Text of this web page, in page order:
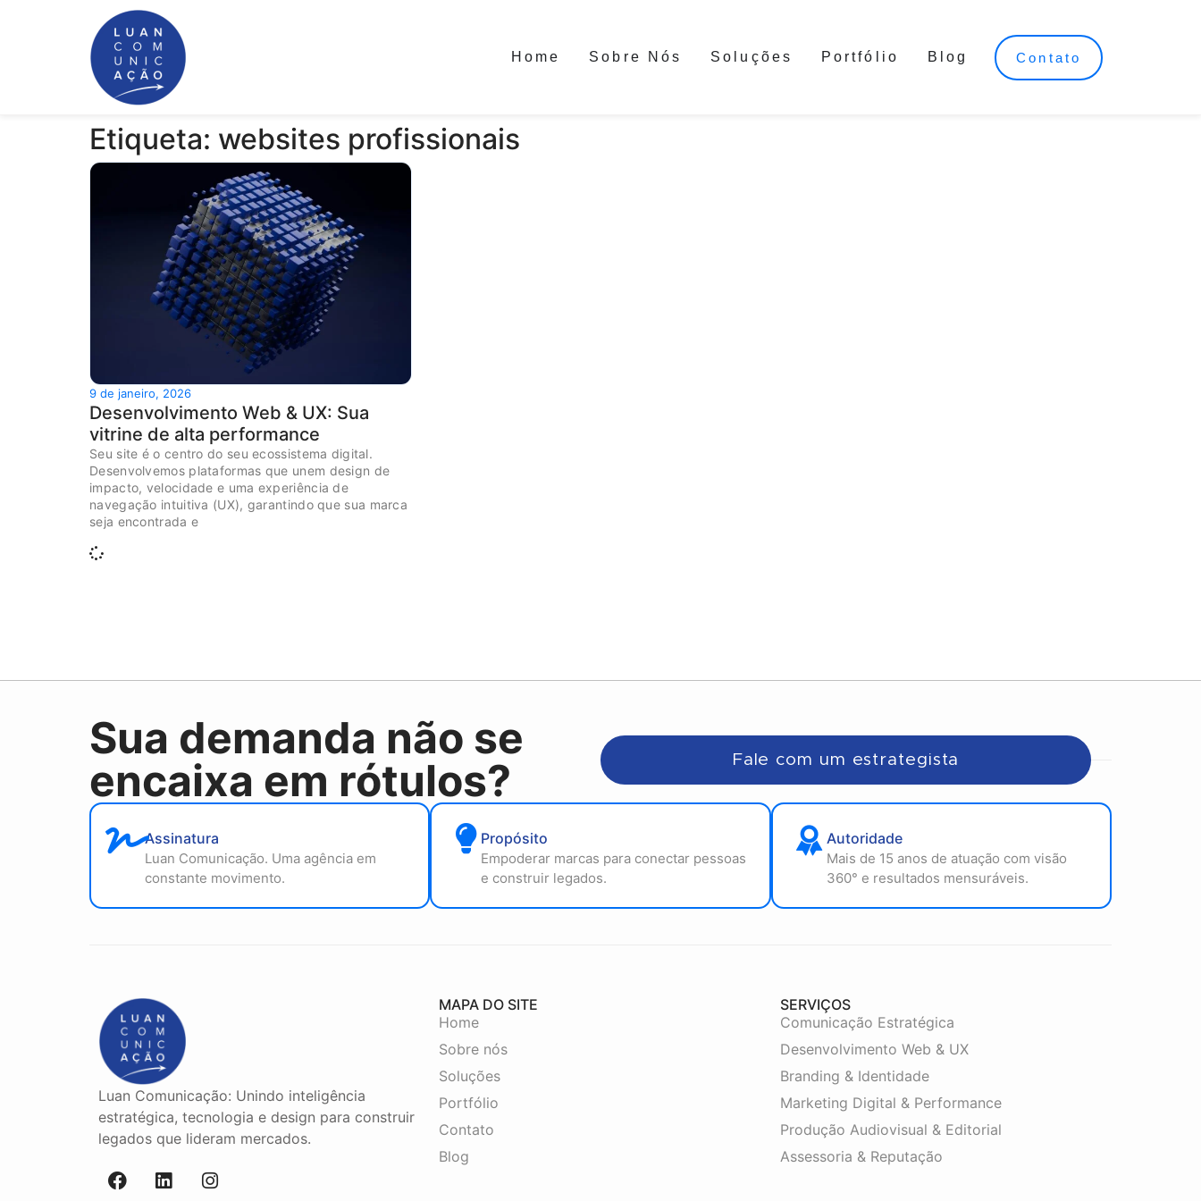
Home Sobre Nós Soluções Portfólio Blog Contato
Etiqueta: websites profissionais
9 de janeiro, 2026
Desenvolvimento Web & UX: Sua
vitrine de alta performance
Seu site é o centro do seu ecossistema digital.
Desenvolvemos plataformas que unem design de
impacto, velocidade e uma experiência de
navegação intuitiva (UX), garantindo que sua marca
seja encontrada e
Sua demanda não se
encaixa em rótulos?
Fale com um estrategista
Assinatura
Luan Comunicação. Uma agência em
constante movimento.
Propósito
Empoderar marcas para conectar pessoas
e construir legados.
Autoridade
Mais de 15 anos de atuação com visão
360° e resultados mensuráveis.
Luan Comunicação: Unindo inteligência
estratégica, tecnologia e design para construir
legados que lideram mercados.
MAPA DO SITE
Home
Sobre nós
Soluções
Portfólio
Contato
Blog
SERVIÇOS
Comunicação Estratégica
Desenvolvimento Web & UX
Branding & Identidade
Marketing Digital & Performance
Produção Audiovisual & Editorial
Assessoria & Reputação